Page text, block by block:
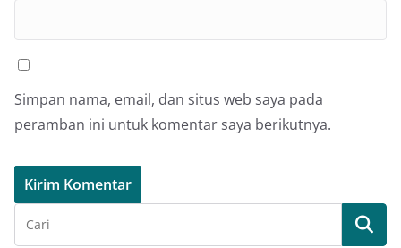
Simpan nama, email, dan situs web saya pada
peramban ini untuk komentar saya berikutnya.